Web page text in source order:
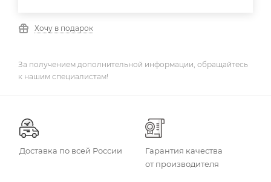
Хочу в подарок
За получением дополнительной информации, обращайтесь
к нашим специалистам!
Доставка по всей России
Гарантия качества
от производителя